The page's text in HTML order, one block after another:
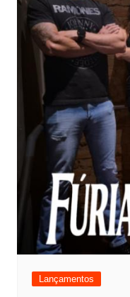
Lançamentos